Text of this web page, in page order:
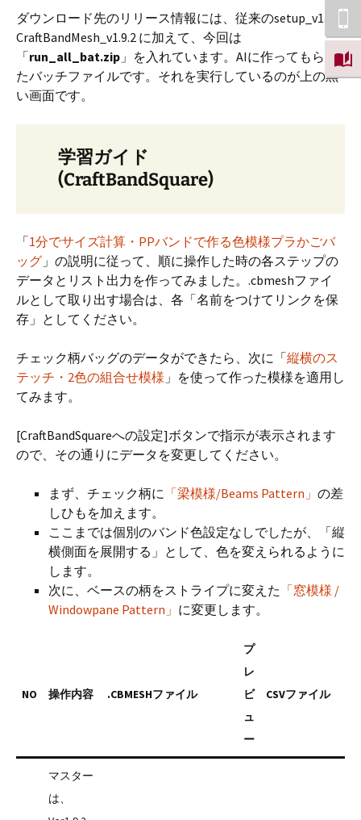
ダウンロード先のリリース情報には、従来のsetup_v1.9.2,
CraftBandMesh_v1.9.2 に加えて、今回は
「run_all_bat.zip 」を入れています。AIに作ってもらっ
たバッチファイルです。それを実行しているのが上の黒
い画面です。
学習ガイド
(CraftBandSquare)
「1分でサイズ計算・PPバンドで作る色模様プラかごバ
ッグ 」の説明に従って、順に操作した時の各ステップの
データとリスト出力を作ってみました。.cbmeshファイ
ルとして取り出す場合は、各「名前をつけてリンクを保
存」としてください。
チェック柄バッグのデータができたら、次に「縦横のス
テッチ・2色の組合せ模様 」を使って作った模様を適用し
てみます。
[CraftBandSquareへの設定]ボタンで指示が表示されます
ので、その通りにデータを変更してください。
まず、チェック柄に 「梁模様/Beams Pattern」 の差
しひもを加えます。
ここまでは個別のバンド色設定なしでしたが、「縦
横側面を展開する」として、色を変えられるように
します。
次に、ベースの柄をストライプに変えた 「窓模様 /
Windowpane Pattern」 に変更します。
NO 操作内容 .CBMESHファイル
プ
レ
ビ
ュ
ー
CSVファイル
マスター
は、